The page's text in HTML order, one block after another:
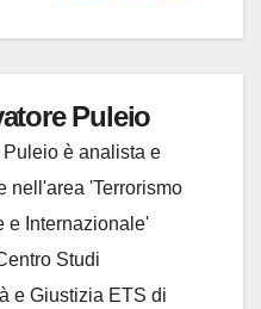
Puleio
è analista e
nell'area 'Terrorismo
e Internazionale'
Studi
e Giustizia ETS di